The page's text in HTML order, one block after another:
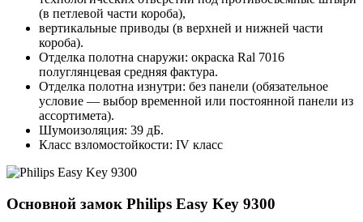
(в петлевой части короба),
вертикальные приводы (в верхней и нижней части
короба).
Отделка полотна снаружи: окраска Ral 7016
полуглянцевая средняя фактура.
Отделка полотна изнутри: без панели (обязательное
условие — выбор временной или постоянной панели из
ассортимета).
Шумоизоляция: 39 дБ.
Класс взломостойкости: IV класс
Основной замок Philips Easy Key 9300